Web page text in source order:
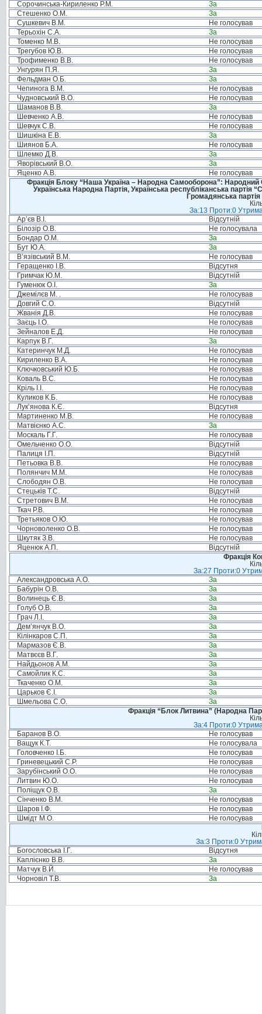
Сорочинська-Кириленко Р.М.
За
Стешенко О.М.
За
Сушкевич В.М.
Не голосував
Терьохін С.А.
За
Томенко М.В.
Не голосував
Трегубов Ю.В.
Не голосував
Трофименко В.В.
Не голосував
Унгурян П.Я.
За
Фельдман О.Б.
За
Чепинога В.М.
Не голосував
Чудновський В.О.
Не голосував
Шаманов В.В.
За
Шевченко А.В.
Не голосував
Шевчук С.В.
Не голосував
Шишкіна Е.В.
За
Шиянов Б.А.
Не голосував
Шлемко Д.В.
За
Яворівський В.О.
За
Яценко А.В.
Не голосував
Фракція Блоку “Наша Україна – Народна Самооборона”: Народний
Українська Народна Партія, Українська республіканська
Громадянська
За:13 Проти:0
Ар’єв В.І.
Відсутній
Білозір О.В.
Не голосувала
Бондар О.М.
За
Бут Ю.А.
За
В’язівський В.М.
Не голосував
Геращенко І.В.
Відсутня
Гримчак Ю.М.
Відсутній
Гуменюк О.І.
За
Джемілєв М. .
Не голосував
Довгий С.О.
Відсутній
Жванія Д.В.
Не голосував
Заєць І.О.
Не голосував
Зейналов Е.Д.
Не голосував
Карпук В.Г.
За
Катеринчук М.Д.
Не голосував
Кириленко В.А.
Не голосував
Ключковський Ю.Б.
Не голосував
Коваль В.С.
Не голосував
Кріль І.І.
Не голосував
Куликов К.Б.
Не голосував
Лук’янова К.Є.
Відсутня
Мартиненко М.В.
Не голосував
Матвієнко А.С.
За
Москаль Г.Г.
Не голосував
Омельченко О.О.
Відсутній
Палиця І.П.
Відсутній
Петьовка В.В.
Не голосував
Полянчич М.М.
Не голосував
Слободян О.В.
Не голосував
Стецьків Т.С.
Відсутній
Стретович В.М.
Не голосував
Ткач Р.В.
Не голосував
Третьяков О.Ю.
Не голосував
Чорноволенко О.В.
Не голосував
Шкутяк З.В.
Не голосував
Яценюк А.П.
Відсутній
Фракція
За:27 Проти:0
Александровська А.О.
За
Бабурін О.В.
За
Волинець Є.В.
За
Голуб О.В.
За
Грач Л.І.
За
Дем’янчук В.О.
За
Кілінкаров С.П.
За
Мармазов Є.В.
За
Матвєєв В.Г.
За
Найдьонов А.М.
За
Самойлик К.С.
За
Ткаченко О.М.
За
Царьков Є.І.
За
Шмельова С.О.
За
Фракція “Блок Литвина” (Народна
За:4 Проти:0
Баранов В.О.
Не голосував
Ващук К.Т.
Не голосувала
Головченко І.Б.
Не голосував
Гриневецький С.Р.
Не голосував
Зарубінський О.О.
Не голосував
Литвин Ю.О.
Не голосував
Поліщук О.В.
За
Сінченко В.М.
Не голосував
Шаров І.Ф.
Не голосував
Шмідт М.О.
Не голосував
За:3 Проти:0
Богословська І.Г.
Відсутня
Каплієнко В.В.
За
Матчук В.Й.
Не голосував
Чорновіл Т.В.
За